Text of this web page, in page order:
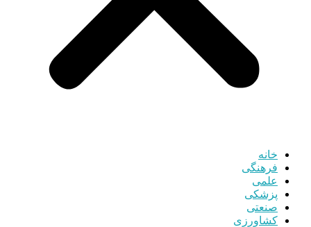
خانه
فرهنگی
علمی
پزشکی
صنعتی
کشاورزی